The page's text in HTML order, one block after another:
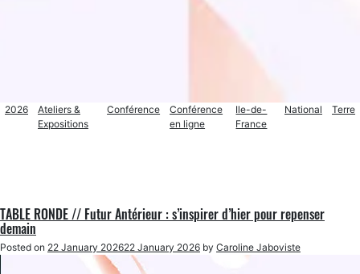
2026
Ateliers &
Expositions
Conférence
Conférence
en ligne
Ile-de-
France
National Terre
TABLE RONDE // Futur Antérieur : s’inspirer d’hier pour repenser
demain
Posted on 22 January 202622 January 2026 by Caroline Jaboviste